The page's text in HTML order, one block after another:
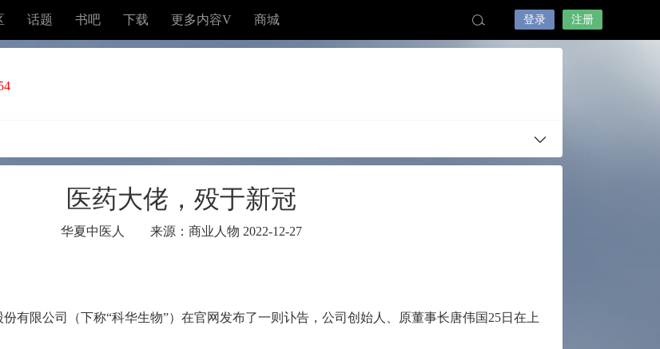
话题 书吧 下载 更多内容V 商城 登录 注册
医药大佬，殁于新冠
华夏中医人 来源：商业人物 2022-12-27
有限公司（下称“科华生物”）在官网发布了一则讣告，公司创始人、原董事长唐伟国25日在上